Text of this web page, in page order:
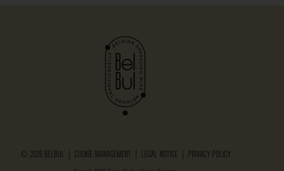
© 2026 BELBUL | COOKIE MANAGEMENT LEGAL NOTICE PRIVACY POLICY